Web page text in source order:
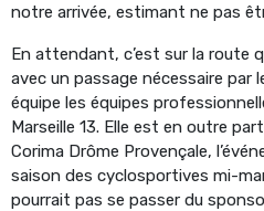
notre arrivée, estimant ne pas
En attendant, c’est sur la route
avec un passage nécessaire par
équipe les équipes
Marseille 13. Elle est en outre
Corima Drôme Provençale,
saison des cyclosportives mi-
pourrait pas se passer du